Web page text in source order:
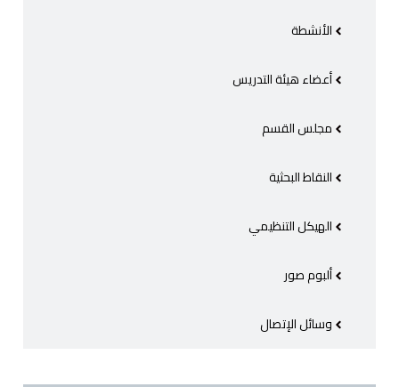
الأنشطة
أعضاء هيئة التدريس
مجلس القسم
النقاط البحثية
الهيكل التنظيمي
ألبوم صور
وسائل الإتصال